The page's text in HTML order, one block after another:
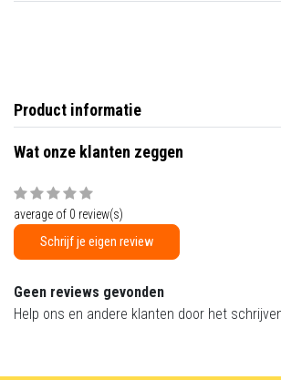
Product informatie
Wat onze klanten zeggen
average of 0 review(s)
Schrijf je eigen review
Geen reviews gevonden
Help ons en andere klanten door het